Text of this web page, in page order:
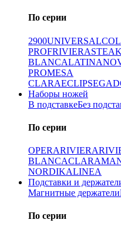
По серии
2900UNIVERSAL
PROFRIVIERASTEAK
BLANCALATINA
PROMESA
CLARAECLIPSE
Наборы ножей
В подставкеБез
По серии
OPERARIVIERA
BLANCACLARA
NORDIKALINEA
Подставки и
Магнитные держатели
По серии